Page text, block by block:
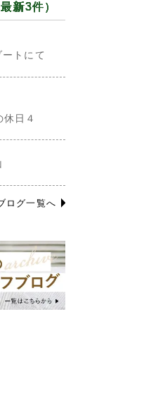
最新3件）
トにて
日４
ログ一覧へ